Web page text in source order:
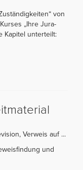
von
„Ihre Jura-
Kapitel unterteilt:
Verweis auf ...
und